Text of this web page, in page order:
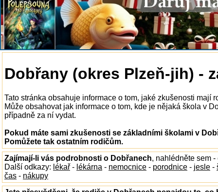
Dobřany (okres Plzeň-jih) -
Tato stránka obsahuje informace o tom, jaké zkušenosti mají
Může obsahovat jak informace o tom, kde je nějaká škola v
případně za ní vydat.
Pokud máte sami zkušenosti se základními školami v
Pomůžete tak ostatním rodičům.
Zajímají-li vás podrobnosti o Dobřanech, nahlédněte sem
Další odkazy: lékař - lékárna - nemocnice - porodnice - jesle -
čas - nákupy